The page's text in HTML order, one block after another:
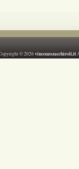
© 2026vincenzozacchiroli.it